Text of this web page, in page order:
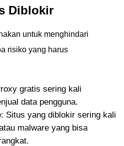
Diblokir
untuk menghindari
risiko yang harus
gratis sering kali
data pengguna.
: Situs yang diblokir sering kali
malware yang bisa